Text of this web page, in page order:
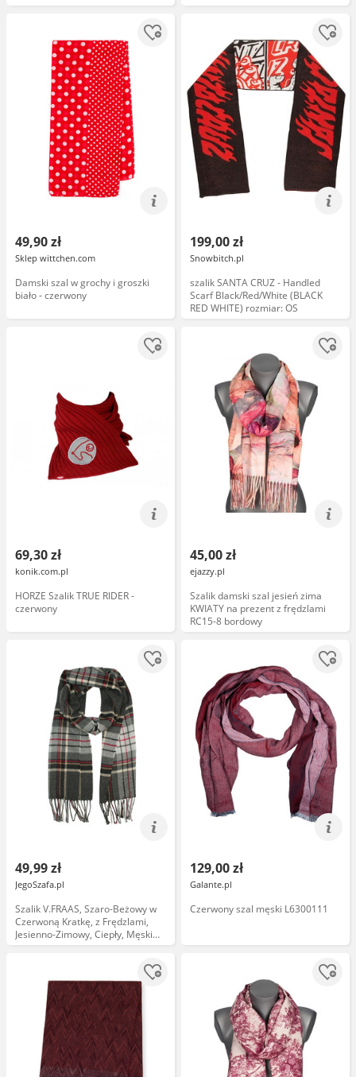
49,90 zł
Sklep wittchen.com
Damski szal w grochy i groszki
biało - czerwony
199,00 zł
Snowbitch.pl
szalik SANTA CRUZ - Handled
Scarf Black/Red/White (BLACK
RED WHITE) rozmiar: OS
69,30 zł
konik.com.pl
HORZE Szalik TRUE RIDER -
czerwony
45,00 zł
ejazzy.pl
Szalik damski szal jesień zima
KWIATY na prezent z frędzlami
RC15-8 bordowy
49,99 zł
JegoSzafa.pl
Szalik V.FRAAS, Szaro-Beżowy w
Czerwoną Kratkę, z Frędzlami,
Jesienno-Zimowy, Ciepły, Męski
SZAAKR1030
129,00 zł
Galante.pl
Czerwony szal męski L6300111